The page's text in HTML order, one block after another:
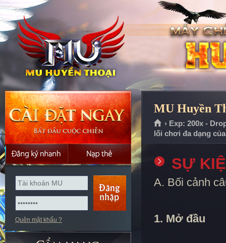
Quên mật khẩu ?
MU Huyền
› Exp: 200x -
lối chơi đa dạng
SỰ
A. Bối cảnh
1. Mở đầu